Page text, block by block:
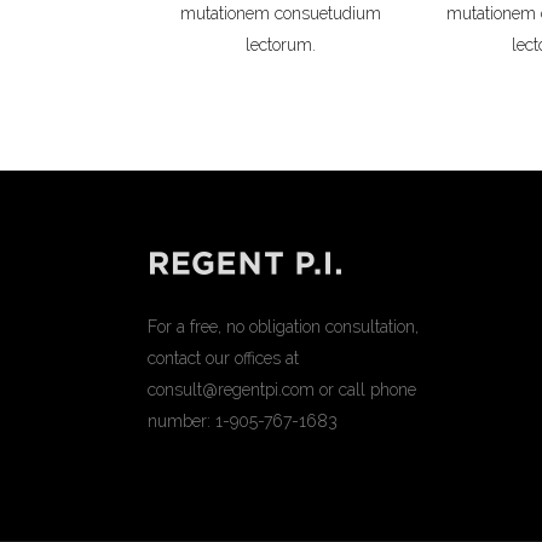
mutationem consuetudium
lectorum.
mutationem
For a free, no obligation consultation,
contact our offices at
consult@regentpi.com or call phone
number: 1-905-767-1683